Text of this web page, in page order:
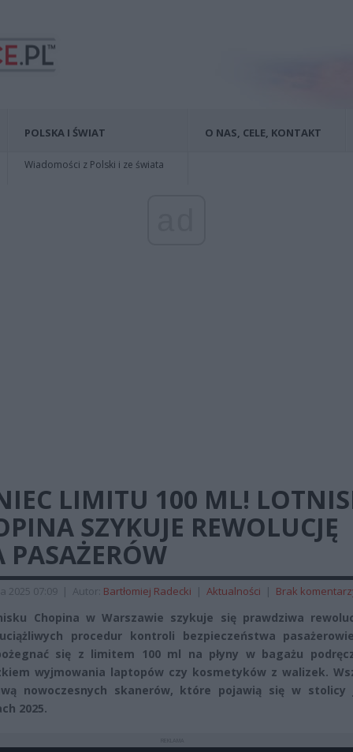
POLSKA I ŚWIAT
Wiadomości z Polski i ze świata
O NAS, CELE, KONTAKT
LIMITU 100 ML!
SZYKUJE REWOLUCJĘ
PASAŻERÓW
2025 07:09 | Autor: Bartłomiej Radecki | Aktualności | Brak
Chopina w Warszawie szykuje się prawdziwa
procedur kontroli bezpieczeństwa
się z limitem 100 ml na płyny w bagażu
wyjmowania laptopów czy kosmetyków z walizek.
nowoczesnych skanerów, które pojawią się w stolicy
2025.